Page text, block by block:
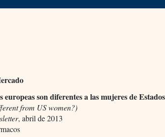
europeas son diferentes a las mujeres de
from US women?)
, abril de 2013